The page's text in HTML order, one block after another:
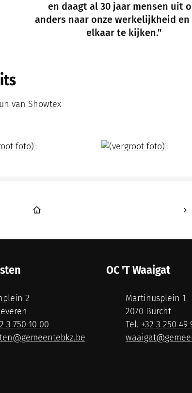
en daagt al 30 jaar mensen uit
anders naar onze werkelijkheid en
elkaar te kijken."
van Showtex
openingsuren
2
3 750 10 00
@gemeentebkz.be
OC 'T Waaigat
AdresMartinusplein 1
,2070 Burcht
+32 3 250 49
E-mailwaaigat@